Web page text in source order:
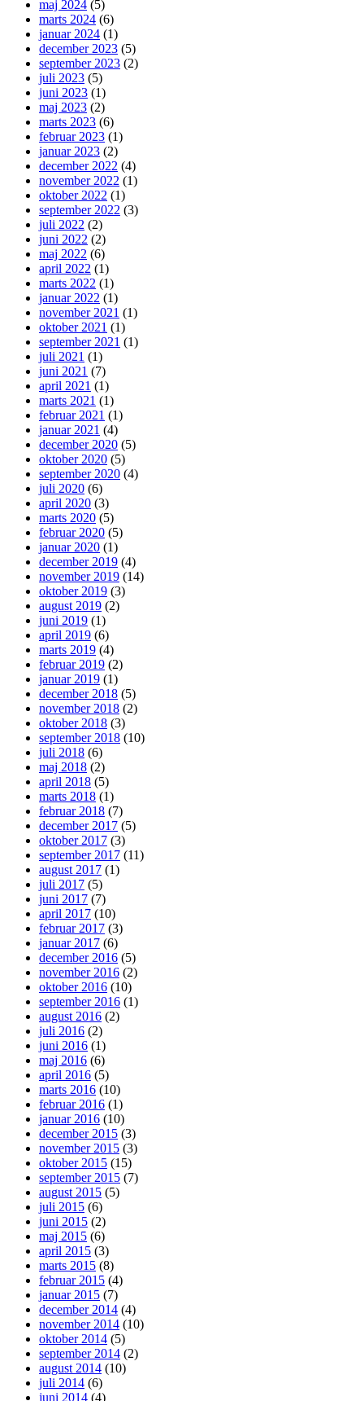
maj 2024 (5)
marts 2024 (6)
januar 2024 (1)
december 2023 (5)
september 2023 (2)
juli 2023 (5)
juni 2023 (1)
maj 2023 (2)
marts 2023 (6)
februar 2023 (1)
januar 2023 (2)
december 2022 (4)
november 2022 (1)
oktober 2022 (1)
september 2022 (3)
juli 2022 (2)
juni 2022 (2)
maj 2022 (6)
april 2022 (1)
marts 2022 (1)
januar 2022 (1)
november 2021 (1)
oktober 2021 (1)
september 2021 (1)
juli 2021 (1)
juni 2021 (7)
april 2021 (1)
marts 2021 (1)
februar 2021 (1)
januar 2021 (4)
december 2020 (5)
oktober 2020 (5)
september 2020 (4)
juli 2020 (6)
april 2020 (3)
marts 2020 (5)
februar 2020 (5)
januar 2020 (1)
december 2019 (4)
november 2019 (14)
oktober 2019 (3)
august 2019 (2)
juni 2019 (1)
april 2019 (6)
marts 2019 (4)
februar 2019 (2)
januar 2019 (1)
december 2018 (5)
november 2018 (2)
oktober 2018 (3)
september 2018 (10)
juli 2018 (6)
maj 2018 (2)
april 2018 (5)
marts 2018 (1)
februar 2018 (7)
december 2017 (5)
oktober 2017 (3)
september 2017 (11)
august 2017 (1)
juli 2017 (5)
juni 2017 (7)
april 2017 (10)
februar 2017 (3)
januar 2017 (6)
december 2016 (5)
november 2016 (2)
oktober 2016 (10)
september 2016 (1)
august 2016 (2)
juli 2016 (2)
juni 2016 (1)
maj 2016 (6)
april 2016 (5)
marts 2016 (10)
februar 2016 (1)
januar 2016 (10)
december 2015 (3)
november 2015 (3)
oktober 2015 (15)
september 2015 (7)
august 2015 (5)
juli 2015 (6)
juni 2015 (2)
maj 2015 (6)
april 2015 (3)
marts 2015 (8)
februar 2015 (4)
januar 2015 (7)
december 2014 (4)
november 2014 (10)
oktober 2014 (5)
september 2014 (2)
august 2014 (10)
juli 2014 (6)
juni 2014 (4)